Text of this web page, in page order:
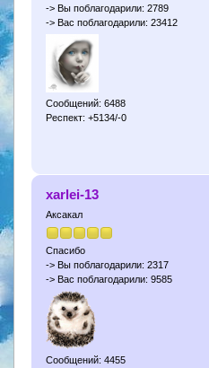
-> Вы поблагодарили: 2789
-> Вас поблагодарили: 23412
Сообщений: 6488
Респект: +5134/-0
xarlei-13
Аксакал
Спасибо
-> Вы поблагодарили: 2317
-> Вас поблагодарили: 9585
Сообщений: 4455